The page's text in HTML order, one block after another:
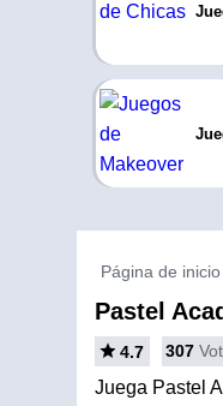
Página de inicio
Pastel
4.7 307
Juega Pastel